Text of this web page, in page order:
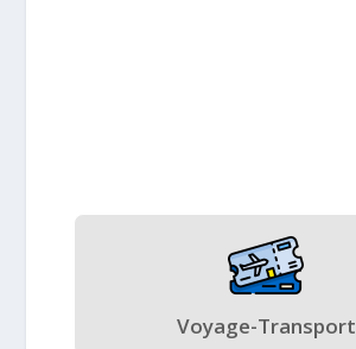
Voyage-Transport